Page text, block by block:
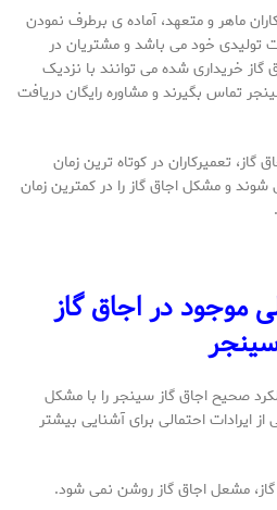
ماهر و متعهد، آماده ی برطرف نمودن
تولیدی خود می باشد و مشتریان در
گاز خریداری شده می توانند با نزدیک
تماس بگیرند و مشاوره رایگان دریافت
تعمیرکاران در کوتاه ترین زمان
و مشکل اجاق گاز را در کمترین زمان
موجود در اجاق گاز
صحیح اجاق گاز سینجر را با مشکل
ایرادات احتمالی برای آشنایی بیشتر
مشعل اجاق گاز روشن نمی‌ شود.